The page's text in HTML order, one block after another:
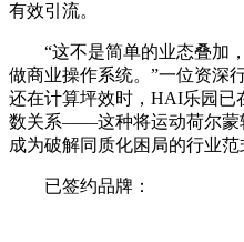
有效引流。
“这不是简单的业态叠加
做商业操作系统。”一位资深
还在计算坪效时，HAI乐园已
数关系——这种将运动荷尔蒙
成为破解同质化困局的行业范
已签约品牌：